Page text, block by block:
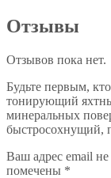
Отзывы
Отзывов пока нет.
Будьте первым,
тонирующий
минеральных
быстросохнущий,
Ваш адрес email не
помечены *